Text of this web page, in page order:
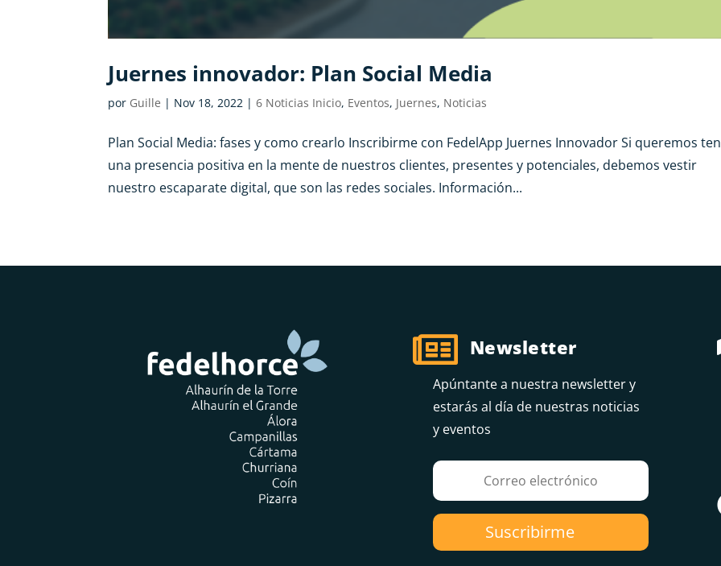
Juernes innovador: Plan Social Media
por Guille | Nov 18, 2022 |6 Noticias Inicio, Eventos, Juernes, Noticias
Plan Social Media: fases y como crearlo Inscribirme con FedelApp Juernes Innovador Si queremos
una presencia positiva en la mente de nuestros clientes, presentes y potenciales, debemos vestir
nuestro escaparate digital, que son las redes sociales. Información...
 Newsletter
Apúntante a nuestra newsletter y
estarás al día de nuestras noticias
y eventos
Suscribirme